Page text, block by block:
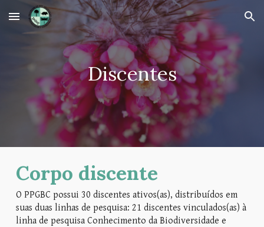
Skip to main content Skip to navigation
Discentes
Corpo discente
O PPGBC possui 30 discentes ativos(as), distribuídos em
suas duas linhas de pesquisa: 21 discentes vinculados(as) à
linha de pesquisa Conhecimento da Biodiversidade e